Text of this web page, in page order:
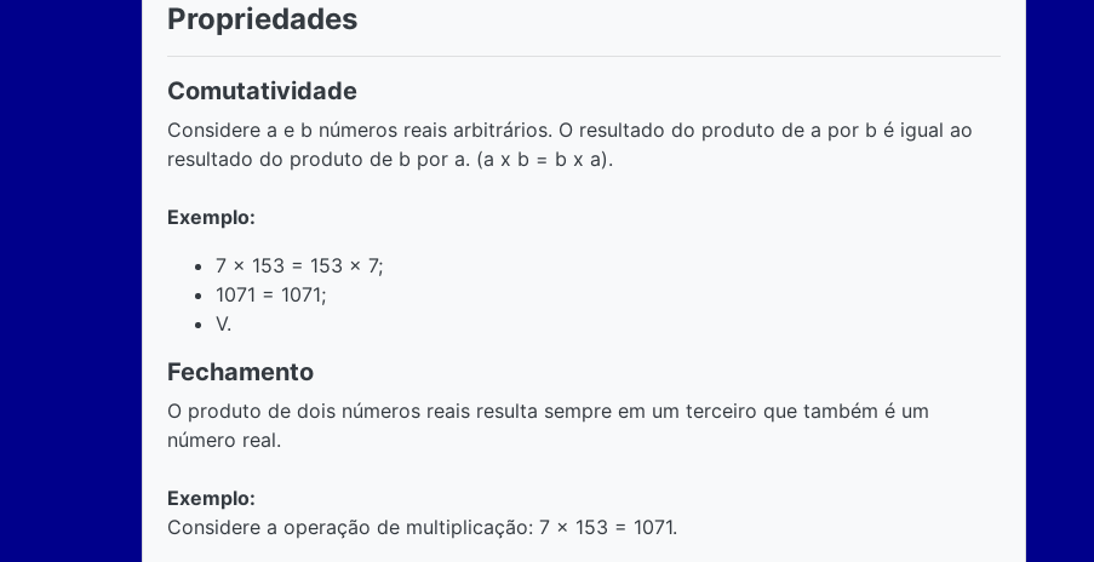
Propriedades
Comutatividade
Considere a e b números reais arbitrários. O resultado do produto de a por b é igual ao
resultado do produto de b por a. (a x b = b x a).
Exemplo:
7 x 153 = 153 x 7;
1071 = 1071;
V.
Fechamento
O produto de dois números reais resulta sempre em um terceiro que também é um
número real.
Exemplo:
Considere a operação de multiplicação: 7 x 153 = 1071.